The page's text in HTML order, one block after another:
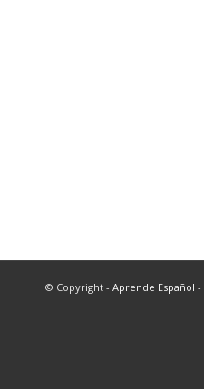
© Copyright - Aprende Español -